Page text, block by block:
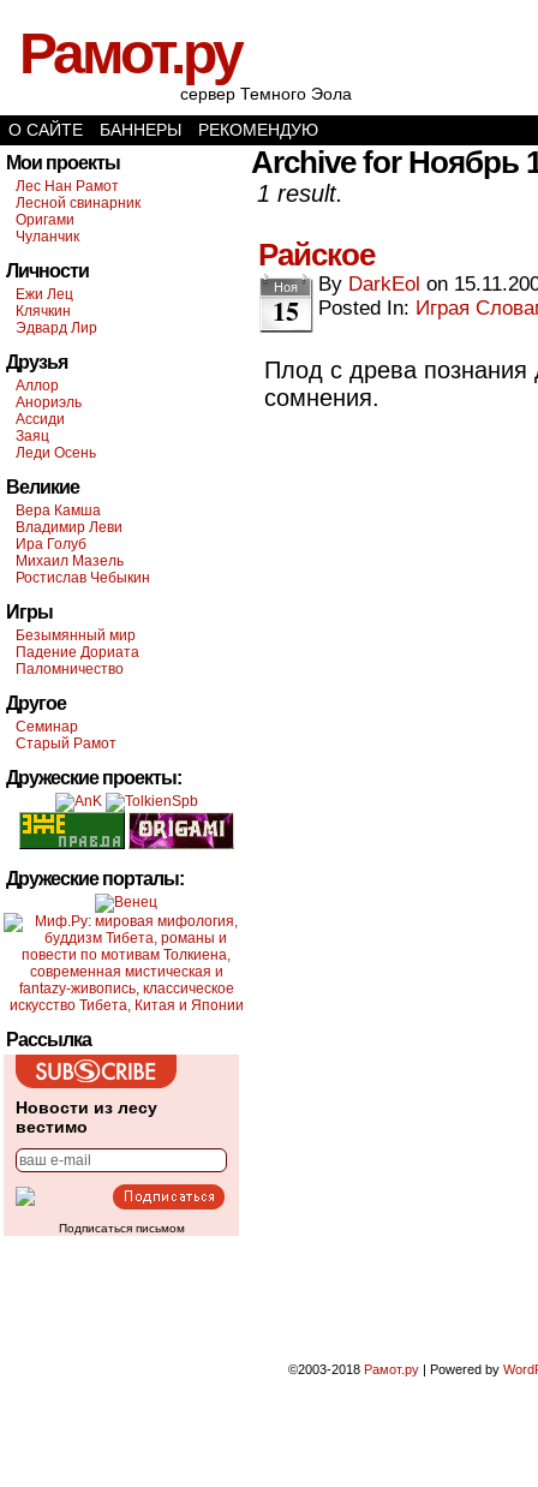
Рамот.ру
сервер Темного Эола
О САЙТЕ
БАННЕРЫ РЕКОМЕНДУЮ
Мои проекты
Лес Нан Рамот
Лесной свинарник
Оригами
Чуланчик
Личности
Ежи Лец
Клячкин
Эдвард Лир
Друзья
Аллор
Анориэль
Ассиди
Заяц
Леди Осень
Великие
Вера Камша
Владимир Леви
Ира Голуб
Михаил Мазель
Ростислав Чебыкин
Игры
Безымянный мир
Падение Дориата
Паломничество
Другое
Семинар
Старый Рамот
Дружеские проекты:
Дружеские порталы:
Рассылка
Новости из лесу
вестимо
Подписаться письмом
Archive for Ноябрь
1 result.
Райское
Ноя
15
By DarkEol on
Posted In: Играя
Плод с древа
сомнения.
©2003-2018 Рамот.ру | Powered by